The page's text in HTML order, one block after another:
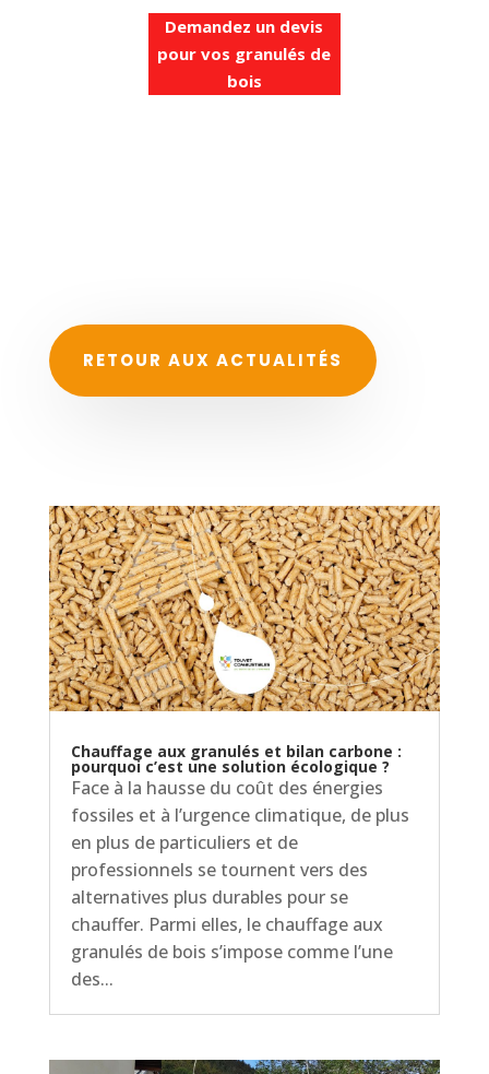
Demandez un devis
pour vos granulés de
bois
RETOUR AUX ACTUALITÉS
Chauffage aux granulés et bilan carbone :
pourquoi c’est une solution écologique ?
Face à la hausse du coût des énergies
fossiles et à l’urgence climatique, de plus
en plus de particuliers et de
professionnels se tournent vers des
alternatives plus durables pour se
chauffer. Parmi elles, le chauffage aux
granulés de bois s’impose comme l’une
des...